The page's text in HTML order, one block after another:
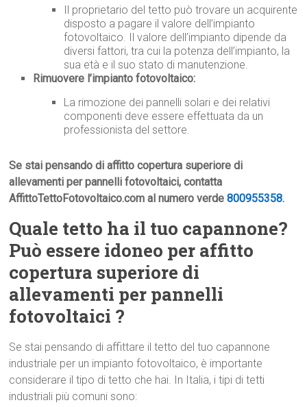
Il proprietario del tetto può trovare un acquirente
disposto a pagare il valore dell’impianto
fotovoltaico. Il valore dell’impianto dipende da
diversi fattori, tra cui la potenza dell’impianto, la
sua età e il suo stato di manutenzione.
Rimuovere l’impianto fotovoltaico:
La rimozione dei pannelli solari e dei relativi
componenti deve essere effettuata da un
professionista del settore.
Se stai pensando di affitto copertura superiore di
allevamenti per pannelli fotovoltaici, contatta
AffittoTettoFotovoltaico.com al numero verde800955358.
Quale tetto ha il tuo capannone?
Può essere idoneo per affitto
copertura superiore di
allevamenti per pannelli
fotovoltaici ?
Se stai pensando di affittare il tetto del tuo capannone
industriale per un impianto fotovoltaico, è importante
considerare il tipo di tetto che hai. In Italia, i tipi di tetti
industriali più comuni sono: